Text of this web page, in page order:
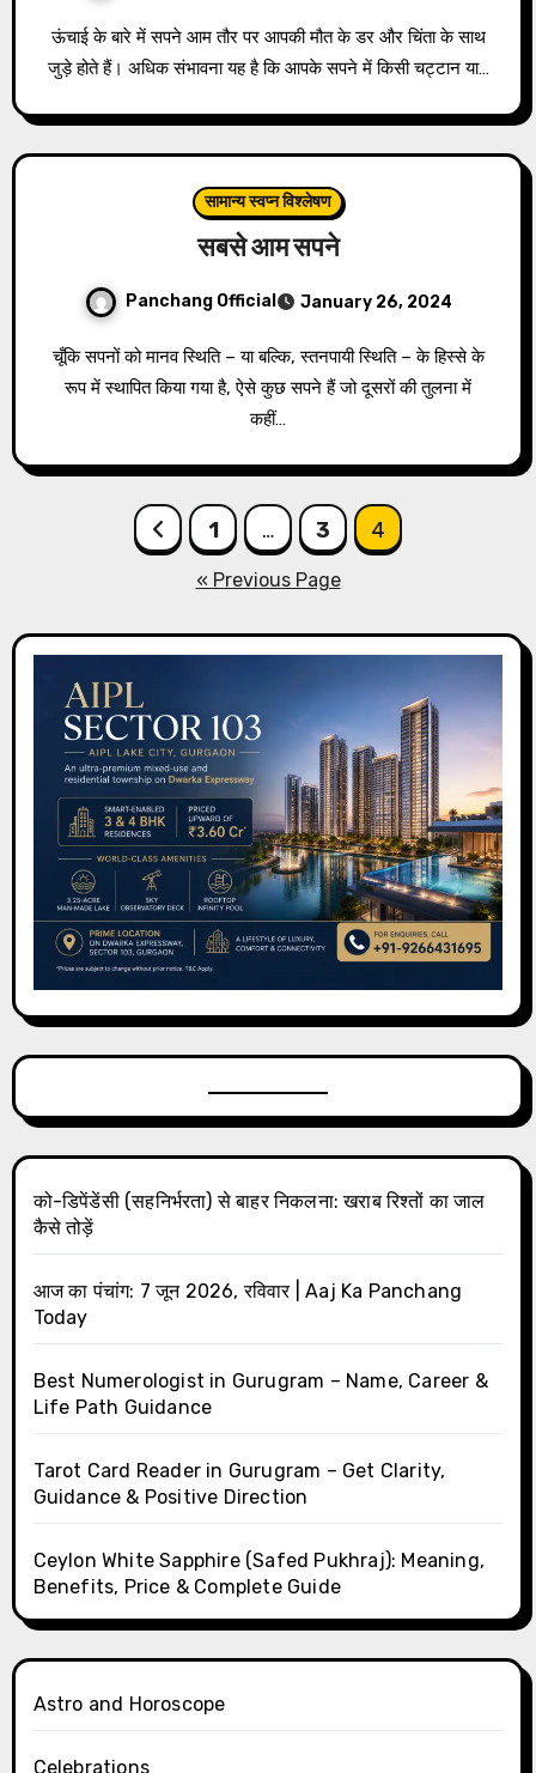
ऊंचाई के बारे में सपने आम तौर पर आपकी मौत के डर और चिंता के साथ
जुड़े होते हैं। अधिक संभावना यह है कि आपके सपने में किसी चट्टान या…
सामान्य स्वप्न विश्लेषण
सबसे आम सपने
Panchang Official January 26, 2024
चूँकि सपनों को मानव स्थिति – या बल्कि, स्तनपायी स्थिति – के हिस्से के
रूप में स्थापित किया गया है, ऐसे कुछ सपने हैं जो दूसरों की तुलना में
कहीं…
pagination
1 … 3 4
« Previous Page
को-डिपेंडेंसी (सहनिर्भरता) से बाहर निकलना: खराब रिश्तों का जाल
कैसे तोड़ें
आज का पंचांग: 7 जून 2026, रविवार | Aaj Ka Panchang
Today
Best Numerologist in Gurugram – Name, Career &
Life Path Guidance
Tarot Card Reader in Gurugram – Get Clarity,
Guidance & Positive Direction
Ceylon White Sapphire (Safed Pukhraj): Meaning,
Benefits, Price & Complete Guide
Astro and Horoscope
Celebrations